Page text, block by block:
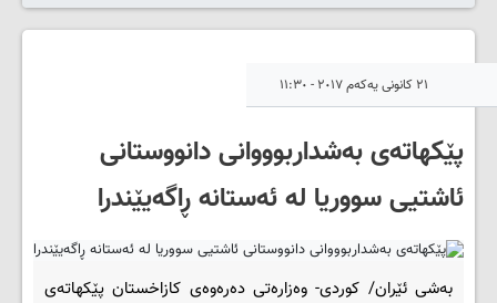
٢١ کانونی یەکەم ٢٠١٧ - ١١:٣٠
پێکهاته‌ی به‌شداربوووانی دانووستانی
ئاشتیی سووریا له‌ ئه‌ستانه‌ ڕاگه‌یێندرا
به‌شی ئێران/ کوردی- وه‌زاره‌تی ده‌ره‌وه‌ی کازاخستان پێکهاته‌ی